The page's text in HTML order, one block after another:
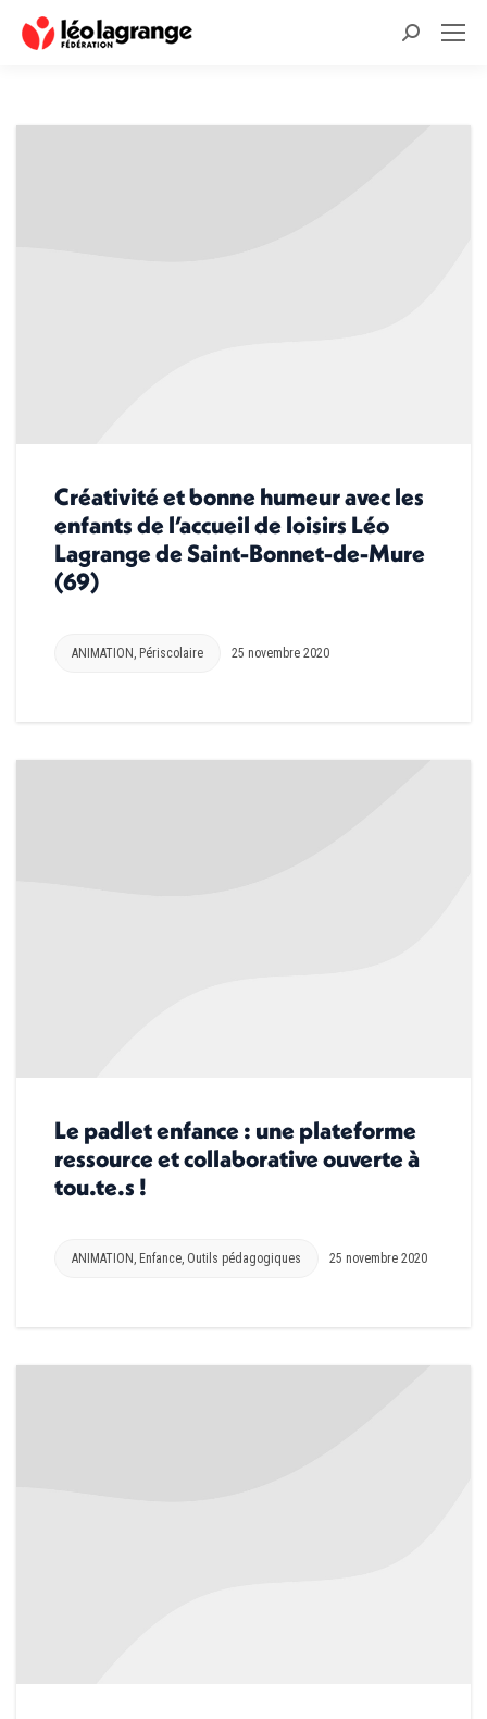
Recherche
Créativité et bonne humeur avec les
enfants de l’accueil de loisirs Léo
Lagrange de Saint-Bonnet-de-Mure
(69)
ANIMATION Périscolaire 25 novembre 2020
Le padlet enfance : une plateforme
ressource et collaborative ouverte à
tou.te.s !
ANIMATION , Enfance, Outils pédagogiques 25 novembre 2020